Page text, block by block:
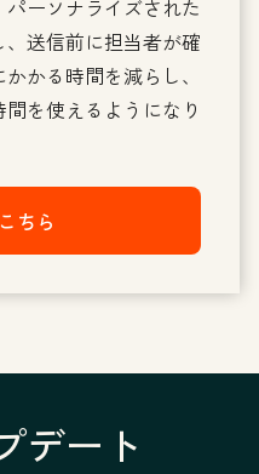
ーソナライズされた
送信前に担当者が確
かる時間を減らし、
を使えるようになり
ちら
デート